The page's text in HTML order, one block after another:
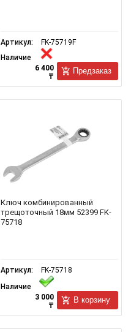
Артикул:
FK-75719F
Наличие
6 400
₸
Предзаказ
Ключ комбинированный
трещоточный 18мм 52399 FK-
75718
Артикул:
FK-75718
Наличие
3 000
₸
В корзину